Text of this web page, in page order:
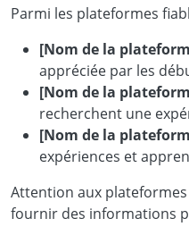
Parmi les plateformes
[Nom de la
appréciée par les
[Nom de la
recherchent une
[Nom de la
expériences et
Attention aux
fournir des informations